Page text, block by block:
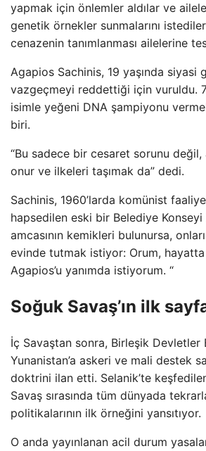
yapmak için önlemler aldılar ve
genetik örnekler sunmalarını
cenazenin tanımlanması ailelerine
Agapios Sachinis, 19 yaşında siyasi
vazgeçmeyi reddettiği için vuruldu.
isimle yeğeni DNA şampiyonu
biri.
“Bu sadece bir cesaret sorunu değil,
onur ve ilkeleri taşımak da” dedi.
Sachinis, 1960’larda komünist
hapsedilen eski bir Belediye
amcasının kemikleri bulunursa,
evinde tutmak istiyor: Orum,
Agapios’u yanımda istiyorum. “
Soğuk Savaş’ın ilk
İç Savaştan sonra, Birleşik Devletler
Yunanistan’a askeri ve mali destek
doktrini ilan etti. Selanik’te
Savaş sırasında tüm dünyada
politikalarının ilk örneğini yansıtıyor.
O anda yayınlanan acil durum